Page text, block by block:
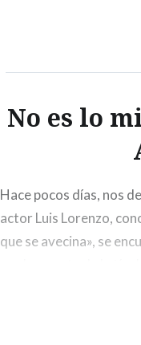
No es lo
Hace pocos días, nos
actor Luis Lorenzo,
que se avecina», se
confidencial habla de